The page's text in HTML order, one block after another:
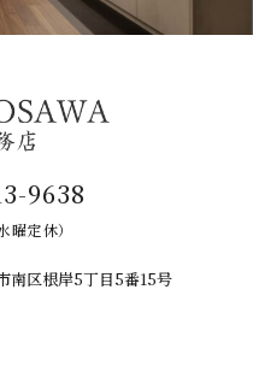
9638
定休）
南区根岸5丁目5番15号